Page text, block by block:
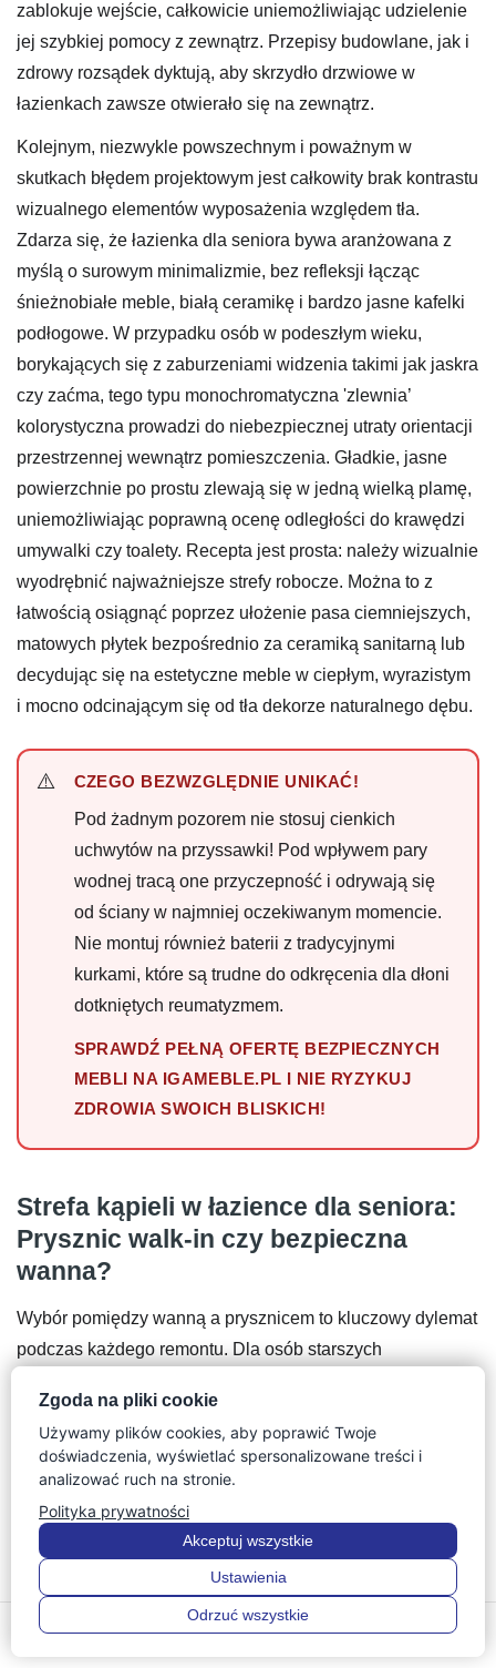
zablokuje wejście, całkowicie uniemożliwiając udzielenie
jej szybkiej pomocy z zewnątrz. Przepisy budowlane, jak i
zdrowy rozsądek dyktują, aby skrzydło drzwiowe w
łazienkach zawsze otwierało się na zewnątrz.
Kolejnym, niezwykle powszechnym i poważnym w
skutkach błędem projektowym jest całkowity brak kontrastu
wizualnego elementów wyposażenia względem tła.
Zdarza się, że łazienka dla seniora bywa aranżowana z
myślą o surowym minimalizmie, bez refleksji łącząc
śnieżnobiałe meble, białą ceramikę i bardzo jasne kafelki
podłogowe. W przypadku osób w podeszłym wieku,
borykających się z zaburzeniami widzenia takimi jak jaskra
czy zaćma, tego typu monochromatyczna 'zlewnia’
kolorystyczna prowadzi do niebezpiecznej utraty orientacji
przestrzennej wewnątrz pomieszczenia. Gładkie, jasne
powierzchnie po prostu zlewają się w jedną wielką plamę,
uniemożliwiając poprawną ocenę odległości do krawędzi
umywalki czy toalety. Recepta jest prosta: należy wizualnie
wyodrębnić najważniejsze strefy robocze. Można to z
łatwością osiągnąć poprzez ułożenie pasa ciemniejszych,
matowych płytek bezpośrednio za ceramiką sanitarną lub
decydując się na estetyczne meble w ciepłym, wyrazistym
i mocno odcinającym się od tła dekorze naturalnego dębu.
CZEGO BEZWZGLĘDNIE UNIKAĆ!
Pod żadnym pozorem nie stosuj cienkich
uchwytów na przyssawki! Pod wpływem pary
wodnej tracą one przyczepność i odrywają się
od ściany w najmniej oczekiwanym momencie.
Nie montuj również baterii z tradycyjnymi
kurkami, które są trudne do odkręcenia dla dłoni
dotkniętych reumatyzmem.
SPRAWDŹ PEŁNĄ OFERTĘ BEZPIECZNYCH
MEBLI NA IGAMEBLE.PL I NIE RYZYKUJ
ZDROWIA SWOICH BLISKICH!
Strefa kąpieli w łazience dla seniora:
Prysznic walk-in czy bezpieczna
wanna?
Wybór pomiędzy wanną a prysznicem to kluczowy dylemat
podczas każdego remontu. Dla osób starszych
prysznic typu walk-in. Brak brodzika i kabiny z drzwiami
pozwala na swobodne wejście. Można do niego bez
problemu wjechać na wózku inwalidzkim lub wstawić
chodzik. Otwarta przestrzeń to gwarancja najwyższego
poziomu komfortu.
Tradycyjna wanna bywa problematyczna ze względu na
wysoki próg, który trzeba pokonać. Jednak bezpieczna
0
Zgoda na pliki cookie
Używamy plików cookies, aby poprawić Twoje
doświadczenia, wyświetlać spersonalizowane treści i
analizować ruch na stronie.
Polityka prywatności
Ustawienia
Odrzuć wszystkie
Akceptuj wszystkie